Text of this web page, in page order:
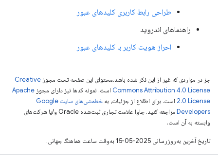
طراحی رابط کاربری کلیدهای عبور
راهنماهای اندروید
احراز هویت کاربر با کلیدهای عبور
جز در مواردی که غیر از این ذکر شده باشد،‌محتوای این صفحه تحت مجوز Creative
Commons Attribution 4.0 License است. نمونه کدها نیز دارای مجوز Apache
2.0 License است. برای اطلاع از جزئیات، به
خطمشی‌های سایت Google
Developers‏
مراجعه کنید. جاوا علامت تجاری ثبت‌شده Oracle و/یا شرکت‌های
وابسته به آن است.
تاریخ آخرین به‌روزرسانی 2025-05-15 به‌وقت ساعت هماهنگ جهانی.